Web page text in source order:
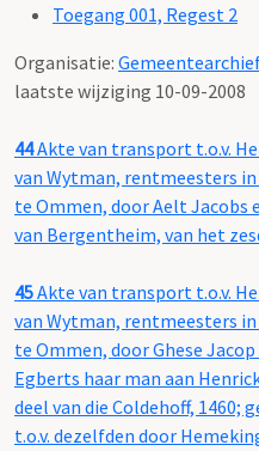
Toegang 001, Regest 2
Organisatie:
laatste wijziging 10-09-2008
44Akte van transport t.o.v.
van Wytman, rentmeesters
te Ommen, door Aelt Jacobs
van Bergentheim, van het
45Akte van transport t.o.v.
van Wytman, rentmeesters
te Ommen, door Ghese
Egberts haar man aan
deel van die Coldehoff,
t.o.v. dezelfden door